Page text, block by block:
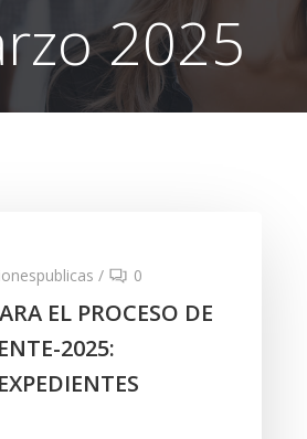
2025
/ 0
EL PROCESO DE
2025: